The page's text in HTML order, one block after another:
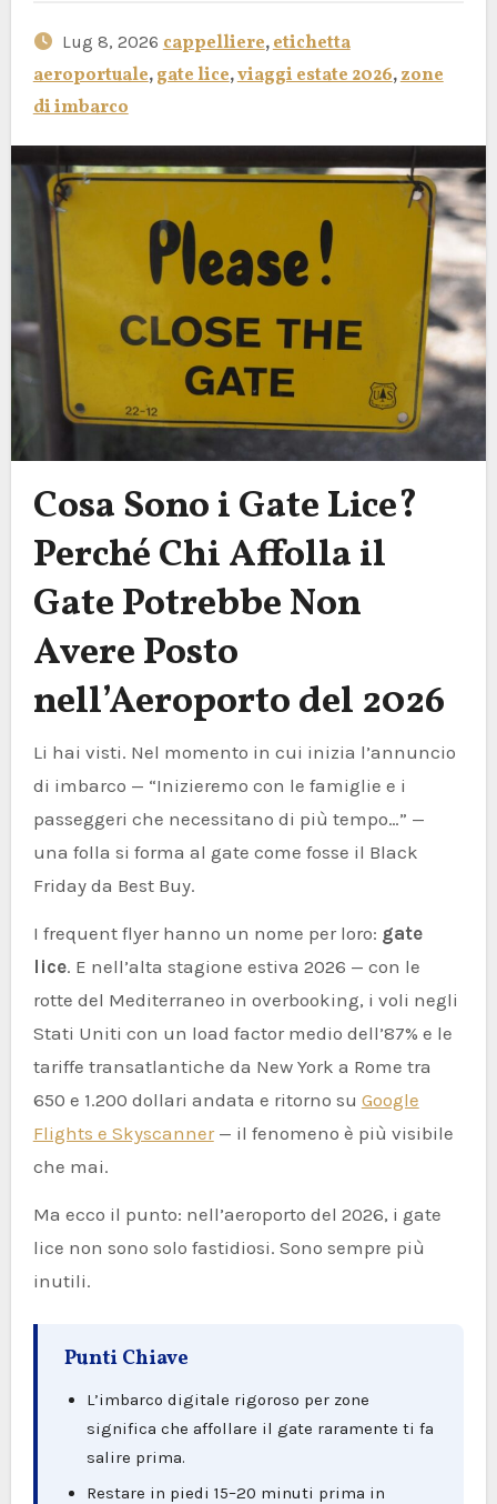
Lug 8, 2026 cappelliere,etichetta
aeroportuale,gate lice,viaggi estate 2026,zone
di imbarco
Cosa Sono i Gate Lice?
Perché Chi Affolla il
Gate Potrebbe Non
Avere Posto
nell’Aeroporto del 2026
Li hai visti. Nel momento in cui inizia l’annuncio
di imbarco — “Inizieremo con le famiglie e i
passeggeri che necessitano di più tempo…” —
una folla si forma al gate come fosse il Black
Friday da Best Buy.
I frequent flyer hanno un nome per loro: gate
lice. E nell’alta stagione estiva 2026 — con le
rotte del Mediterraneo in overbooking, i voli negli
Stati Uniti con un load factor medio dell’87% e le
tariffe transatlantiche da New York a Rome tra
650 e 1.200 dollari andata e ritorno su Google
Flights e Skyscanner— il fenomeno è più visibile
che mai.
Ma ecco il punto: nell’aeroporto del 2026, i gate
lice non sono solo fastidiosi. Sono sempre più
inutili.
Punti Chiave
L’imbarco digitale rigoroso per zone
significa che affollare il gate raramente ti fa
salire prima.
Restare in piedi 15–20 minuti prima in